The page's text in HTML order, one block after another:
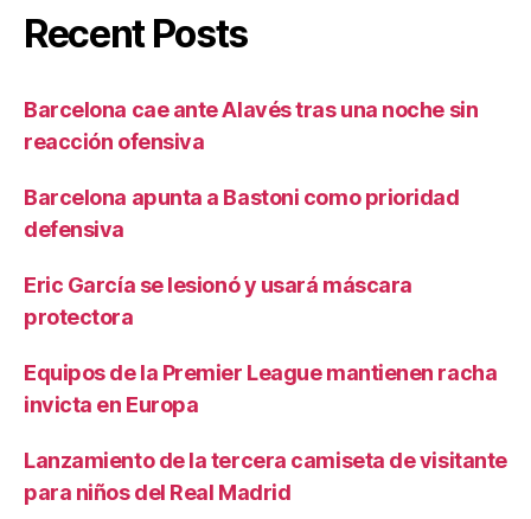
Recent Posts
Barcelona cae ante Alavés tras una noche sin
reacción ofensiva
Barcelona apunta a Bastoni como prioridad
defensiva
Eric García se lesionó y usará máscara
protectora
Equipos de la Premier League mantienen racha
invicta en Europa
Lanzamiento de la tercera camiseta de visitante
para niños del Real Madrid